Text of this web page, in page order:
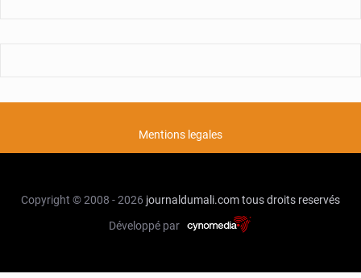
Mentions legales
Copyright © 2008 - 2026 journaldumali.comtous droits reservés
Développé par